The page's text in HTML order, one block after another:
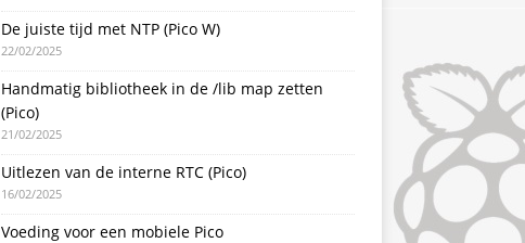
De juiste tijd met NTP (Pico W)
22/02/2025
Handmatig bibliotheek in de /lib map zetten
(Pico)
21/02/2025
Uitlezen van de interne RTC (Pico)
16/02/2025
Voeding voor een mobiele Pico